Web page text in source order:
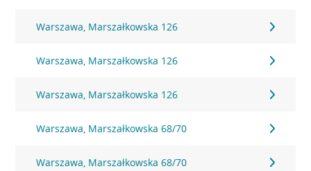
Warszawa, Marszałkowska 126
Warszawa, Marszałkowska 126
Warszawa, Marszałkowska 126
Warszawa, Marszałkowska 68/70
Warszawa, Marszałkowska 68/70